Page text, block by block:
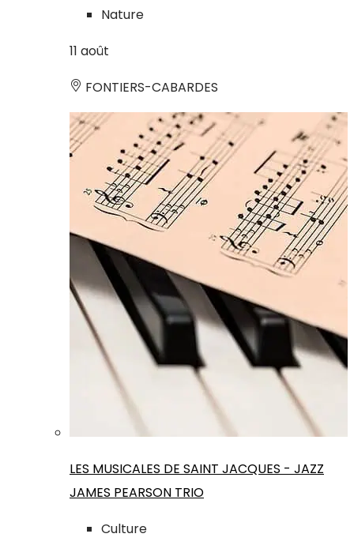
Nature
11 août
FONTIERS-CABARDES
LES MUSICALES DE SAINT JACQUES - JAZZ
JAMES PEARSON TRIO
Culture